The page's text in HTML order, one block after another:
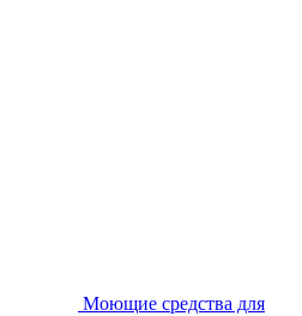
Моющие средства для